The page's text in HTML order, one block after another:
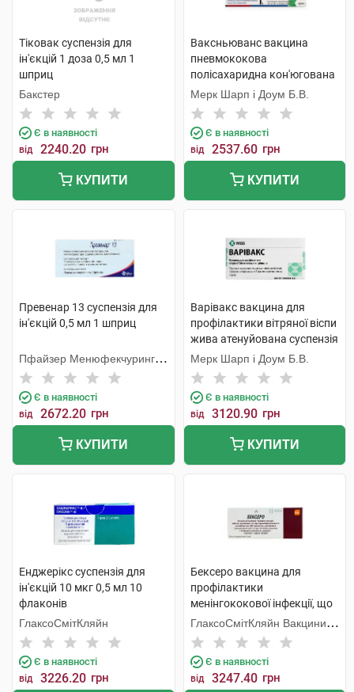
Тіковак суспензія для
ін'єкцій 1 доза 0,5 мл 1
шприц
Бакстер
Є в наявності
від 2240.20 грн
КУПИТИ
Ваксньюванс вакцина
пневмококова
полісахаридна кон'югована
15-валентна адсорбована
суспензія для ін'єкцій 1 доза
0,5 мл 1 шприц
Мерк Шарп і Доум Б.В.
Є в наявності
від 2537.60 грн
КУПИТИ
Превенар 13 суспензія для
ін'єкцій 0,5 мл 1 шприц
Пфайзер Менюфекчуринг
Бельгія
Є в наявності
від 2672.20 грн
КУПИТИ
Варівакс вакцина для
профілактики вітряної віспи
жива атенуйована суспензія
для ін'єкцій 1 флакон
Мерк Шарп і Доум Б.В.
Є в наявності
від 3120.90 грн
КУПИТИ
Енджерікс суспензія для
ін'єкцій 10 мкг 0,5 мл 10
флаконів
ГлаксоСмітКляйн
Є в наявності
від 3226.20 грн
Бексеро вакцина для
профілактики
менінгококової інфекції, що
викликається серогрупою В
суспензія для ін'єкцій 0,5 мл
1 шприц
ГлаксоСмітКляйн Вакцини
С.Р.Л.
Є в наявності
від 3247.40 грн